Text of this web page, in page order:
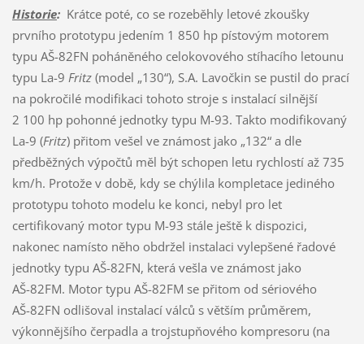
Historie:Krátce poté, co se rozeběhly letové zkoušky
prvního prototypu jedením 1 850 hp pístovým motorem
typu AŠ-82FN poháněného celokovového stíhacího letounu
typu La-9 Fritz(model „130“), S.A. Lavočkin se pustil do prací
na pokročilé modifikaci tohoto stroje s instalací silnější
2 100 hp pohonné jednotky typu M-93. Takto modifikovaný
La-9 (Fritz) přitom vešel ve známost jako „132“ a dle
předběžných výpočtů měl být schopen letu rychlostí až 735
km/h. Protože v době, kdy se chýlila kompletace jediného
prototypu tohoto modelu ke konci, nebyl pro let
certifikovaný motor typu M-93 stále ještě k dispozici,
nakonec namísto něho obdržel instalaci vylepšené řadové
jednotky typu AŠ-82FN, která vešla ve známost jako
AŠ-82FM. Motor typu AŠ-82FM se přitom od sériového
AŠ-82FN odlišoval instalací válců s větším průměrem,
výkonnějšího čerpadla a trojstupňového kompresoru (na